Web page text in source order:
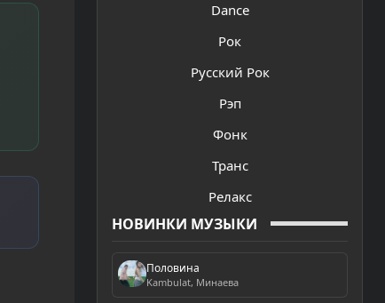
Dance
Рок
Русский Рок
Рэп
Фонк
Транс
Релакс
НОВИНКИ МУЗЫКИ
Половина
Kambulat, Минаева